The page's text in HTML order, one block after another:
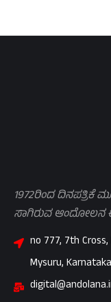
1972ರಿಂದ ದಿನಪತ್ರಿಕೆ
ಸಾಗಿರುವ ಆಂದೋಲನ
no 777, 7th
Mysuru,